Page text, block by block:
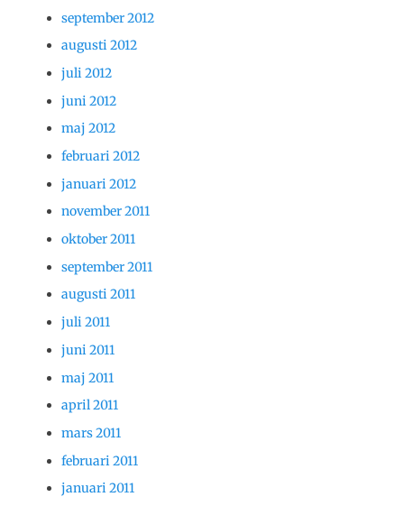
september 2012
augusti 2012
juli 2012
juni 2012
maj 2012
februari 2012
januari 2012
november 2011
oktober 2011
september 2011
augusti 2011
juli 2011
juni 2011
maj 2011
april 2011
mars 2011
februari 2011
januari 2011